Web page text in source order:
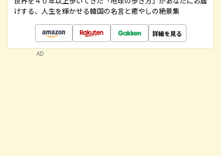
けする、人生を輝かせる韓国の名言と癒やしの絶景集
詳細を見る
AD